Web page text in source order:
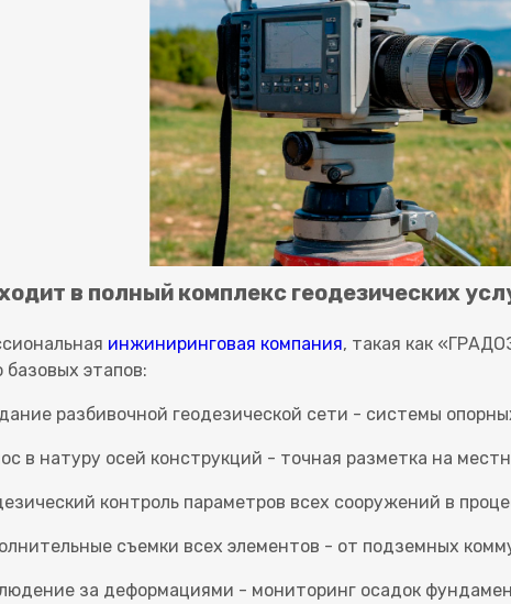
в полный комплекс геодезических
инжиниринговая компания, такая как
базовых этапов:
разбивочной геодезической сети - системы
в натуру осей конструкций - точная разметка на
контроль параметров всех сооружений в
съемки всех элементов - от подземных
за деформациями - мониторинг осадок